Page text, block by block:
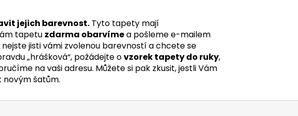
jejich barevnost. Tyto tapety mají
tapetu zdarma obarvímea pošleme e-mailem
jisti vámi zvolenou barevností a chcete se
„hrášková“, požádejte ovzorek tapety do ruky,
na vaši adresu. Můžete si pak zkusit, jestli Vám
šatům.